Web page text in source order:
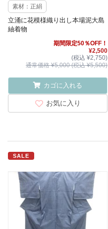
素材：正絹
立涌に花模様織り出し本場泥大島
紬着物
期間限定50％OFF！
¥2,500
(税込 ¥2,750)
通常価格 ¥5,000 (税込 ¥5,500)
カゴに入れる
お気に入り
SALE